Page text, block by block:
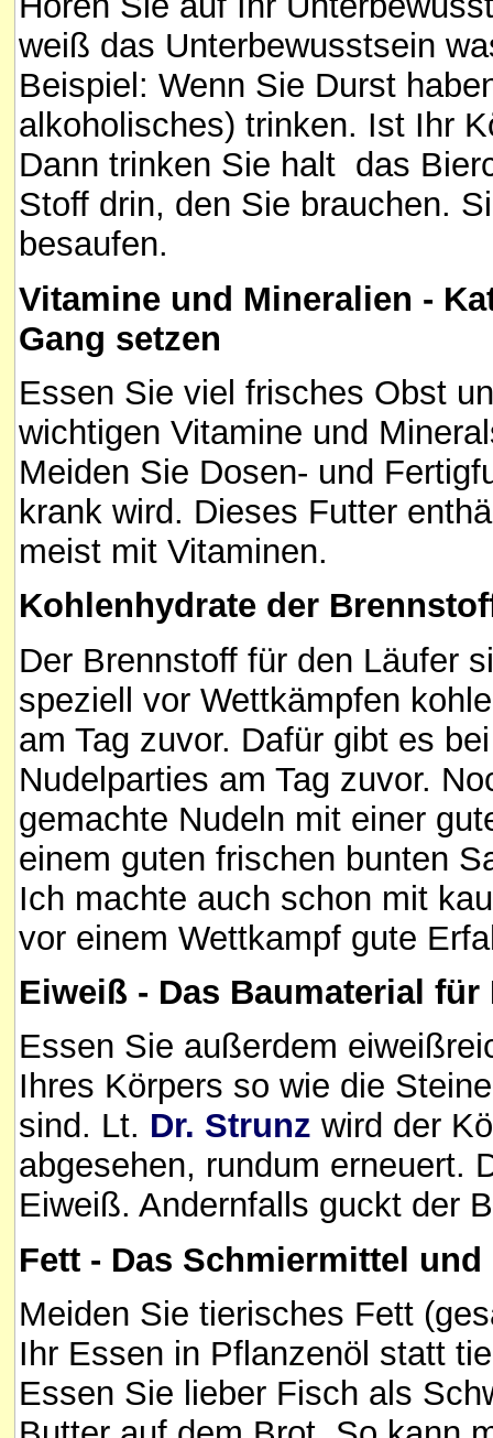
weiß das Unterbewusstsein
Beispiel: Wenn Sie Durst
alkoholisches) trinken. Ist Ihr
Dann trinken Sie halt das
Stoff drin, den Sie brauchen.
besaufen.
Vitamine und Mineralien -
Gang setzen
Essen Sie viel frisches Obst
wichtigen Vitamine und
Meiden Sie Dosen- und
krank wird. Dieses Futter
meist mit Vitaminen.
Kohlenhydrate der
Der Brennstoff für den Läufer
speziell vor Wettkämpfen
am Tag zuvor. Dafür gibt es
Nudelparties am Tag zuvor.
gemachte Nudeln mit einer
einem guten frischen bunten
Ich machte auch schon mit
vor einem Wettkampf gute
Eiweiß - Das Baumaterial
Essen Sie außerdem
Ihres Körpers so wie die
sind. Lt. Dr. Strunz wird der
abgesehen, rundum erneuert.
Eiweiß. Andernfalls guckt der
Fett - Das Schmiermittel
Meiden Sie tierisches Fett
Ihr Essen in Pflanzenöl statt
Essen Sie lieber Fisch als